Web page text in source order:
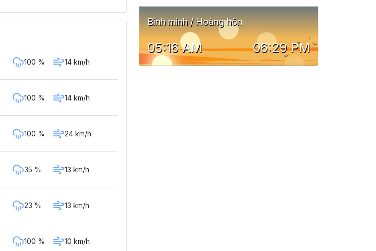
100 % 14 km/h
100 % 14 km/h
100 % 24 km/h
35 % 13 km/h
23 % 13 km/h
100 % 10 km/h
Bình minh / Hoàng hôn
05:16 AM 06:29 PM